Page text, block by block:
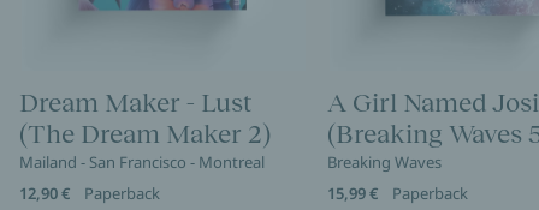
Dream Maker - Lust
(The Dream Maker 2)
Mailand - San Francisco - Montreal
12,90 €
Paperback
A Girl Named
(Breaking Waves
Breaking Waves
15,99 €
Paperback